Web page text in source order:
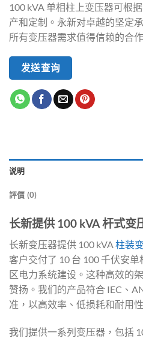
100 kVA 单相柱上变压器可根
产和定制。永新对卓越的坚定
所有变压器需求值得信赖的合
发送查询
说明
評價 (0)
长新提供 100 kVA 杆式变
长新变压器提供 100 kVA 柱装
客户交付了 10 台 100 千伏安
区电力系统建设。这种高效的
赞扬。我们的产品符合 IEC、
准，以高效率、低损耗和耐用
我们提供一系列变压器，包括